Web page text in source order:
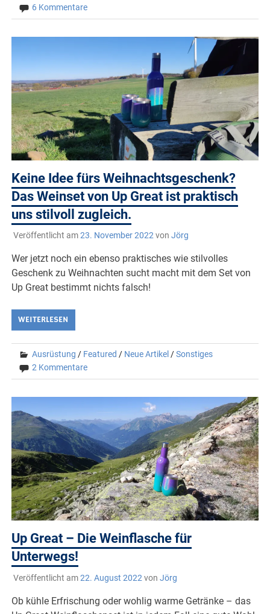
6 Kommentare
Keine Idee fürs Weihnachtsgeschenk?
Das Weinset von Up Great ist praktisch
uns stilvoll zugleich.
Veröffentlicht am23. November 2022von Jörg
Wer jetzt noch ein ebenso praktisches wie stilvolles
Geschenk zu Weihnachten sucht macht mit dem Set von
Up Great bestimmt nichts falsch!
WEITERLESEN
Ausrüstung / Featured / Neue Artikel /Sonstiges
2 Kommentare
Up Great – Die Weinflasche für
Unterwegs!
Veröffentlicht am22. August 2022 von Jörg
Ob kühle Erfrischung oder wohlig warme Getränke – das